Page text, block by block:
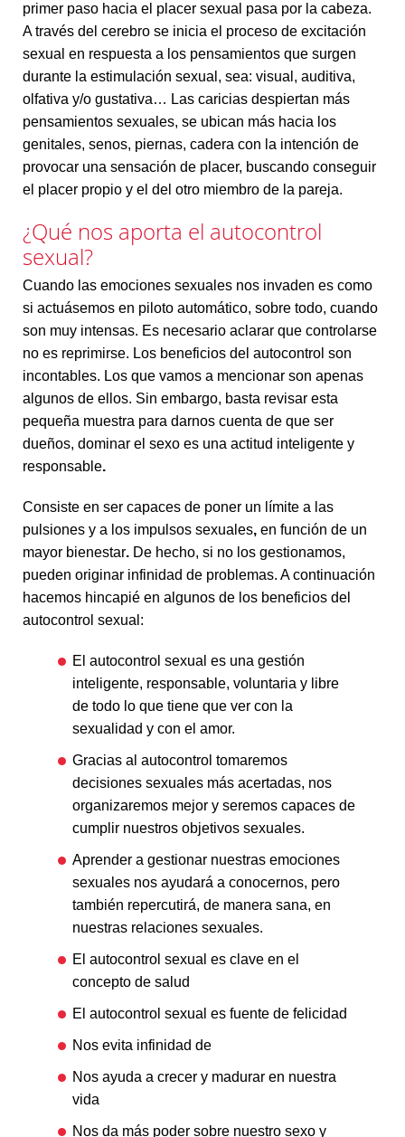
primer paso hacia el placer sexual pasa por la cabeza.
A través del cerebro se inicia el proceso de excitación
sexual en respuesta a los pensamientos que surgen
durante la estimulación sexual, sea: visual, auditiva,
olfativa y/o gustativa… Las caricias despiertan más
pensamientos sexuales, se ubican más hacia los
genitales, senos, piernas, cadera con la intención de
provocar una sensación de placer, buscando conseguir
el placer propio y el del otro miembro de la pareja.
¿Qué nos aporta el autocontrol
sexual?
Cuando las emociones sexuales nos invaden es como
si actuásemos en piloto automático, sobre todo, cuando
son muy intensas. Es necesario aclarar que controlarse
no es reprimirse. Los beneficios del autocontrol son
incontables. Los que vamos a mencionar son apenas
algunos de ellos. Sin embargo, basta revisar esta
pequeña muestra para darnos cuenta de que ser
dueños, dominar el sexo es una actitud inteligente y
responsable.
Consiste en ser capaces de poner un límite a las
pulsiones y a los impulsos sexuales, en función de un
mayor bienestar. De hecho, si no los gestionamos,
pueden originar infinidad de problemas. A continuación
hacemos hincapié en algunos de los beneficios del
autocontrol sexual:
El autocontrol sexual es una gestión
inteligente, responsable, voluntaria y libre
de todo lo que tiene que ver con la
sexualidad y con el amor.
Gracias al autocontrol tomaremos
decisiones sexuales más acertadas, nos
organizaremos mejor y seremos capaces de
cumplir nuestros objetivos sexuales.
Aprender a gestionar nuestras emociones
sexuales nos ayudará a conocernos, pero
también repercutirá, de manera sana, en
nuestras relaciones sexuales.
El autocontrol sexual es clave en el
concepto de salud
El autocontrol sexual es fuente de felicidad
Nos evita infinidad de
Nos ayuda a crecer y madurar en nuestra
vida
Nos da más poder sobre nuestro sexo y